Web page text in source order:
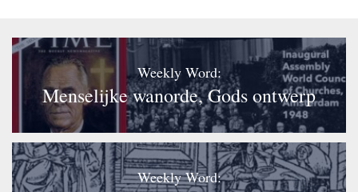
Weekly Word:
Menselijke wanorde, Gods ontwerp
Weekly Word: